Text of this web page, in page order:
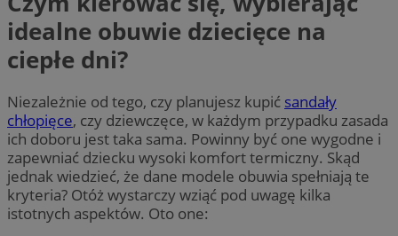
idealne obuwie dziecięce na
ciepłe dni?
Niezależnie od tego, czy planujesz kupić sandały
chłopięce, czy dziewczęce, w każdym przypadku zasada
ich doboru jest taka sama. Powinny być one wygodne i
zapewniać dziecku wysoki komfort termiczny. Skąd
jednak wiedzieć, że dane modele obuwia spełniają te
kryteria? Otóż wystarczy wziąć pod uwagę kilka
istotnych aspektów. Oto one: